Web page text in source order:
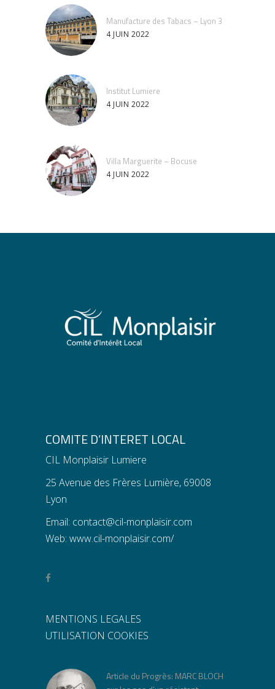
Manufacture des Tabacs – Lyon 3
4 JUIN 2022
Institut Lumiere
4 JUIN 2022
Villa Marguerite – Bocuse
4 JUIN 2022
COMITE D’INTERET LOCAL
CIL Monplaisir Lumiere
25 Avenue des Frères Lumière, 69008
Lyon
Email: contact@cil-monplaisir.com
Web: www.cil-monplaisir.com/
MENTIONS LEGALES
UTILISATION COOKIES
Article du Progrès: MARC BLOCH